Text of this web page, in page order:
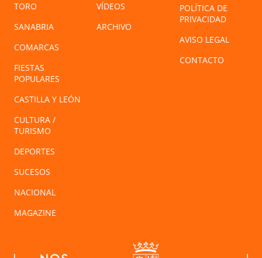
TORO
SANABRIA
COMARCAS
FIESTAS
POPULARES
CASTILLA Y LEÓN
CULTURA /
TURISMO
DEPORTES
SUCESOS
NACIONAL
MAGAZINE
VÍDEOS
ARCHIVO
POLÍTICA DE
PRIVACIDAD
AVISO LEGAL
CONTACTO